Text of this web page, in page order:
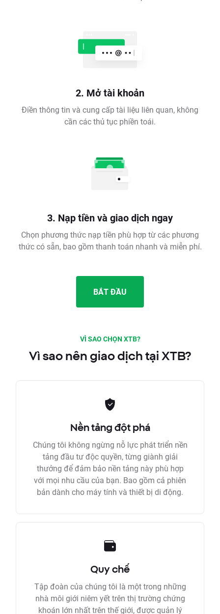
2. Mở tài khoản
Điền thông tin và cung cấp tài liệu liên quan, không
cần các thủ tục phiền toái.
3. Nạp tiền và giao dịch ngay
Chọn phương thức nạp tiền phù hợp từ các phương
thức có sẵn, bao gồm thanh toán nhanh và miễn phí.
BẮT ĐẦU
VÌ SAO CHỌN XTB?
Vì sao nên giao dịch tại XTB?
Nền tảng đột phá
Chúng tôi không ngừng nỗ lực phát triển nền
tảng đầu tư độc quyền, từng giành giải
thưởng để đảm bảo nền tảng này phù hợp
với mọi nhu cầu của bạn. Bao gồm cả phiên
bản dành cho máy tính và thiết bị di động.
Quy chế
Tập đoàn của chúng tôi là một trong những
nhà môi giới niêm yết trên thị trường chứng
khoán lớn nhất trên thế giới, được quản lý